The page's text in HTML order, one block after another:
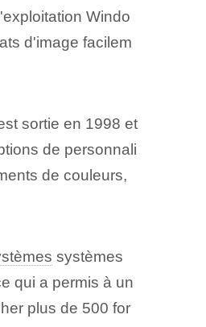
Windo
d'image facilem
sortie en 1998 et
de personnali
de couleurs,
systèmes
qui a permis à un
plus de 500 for